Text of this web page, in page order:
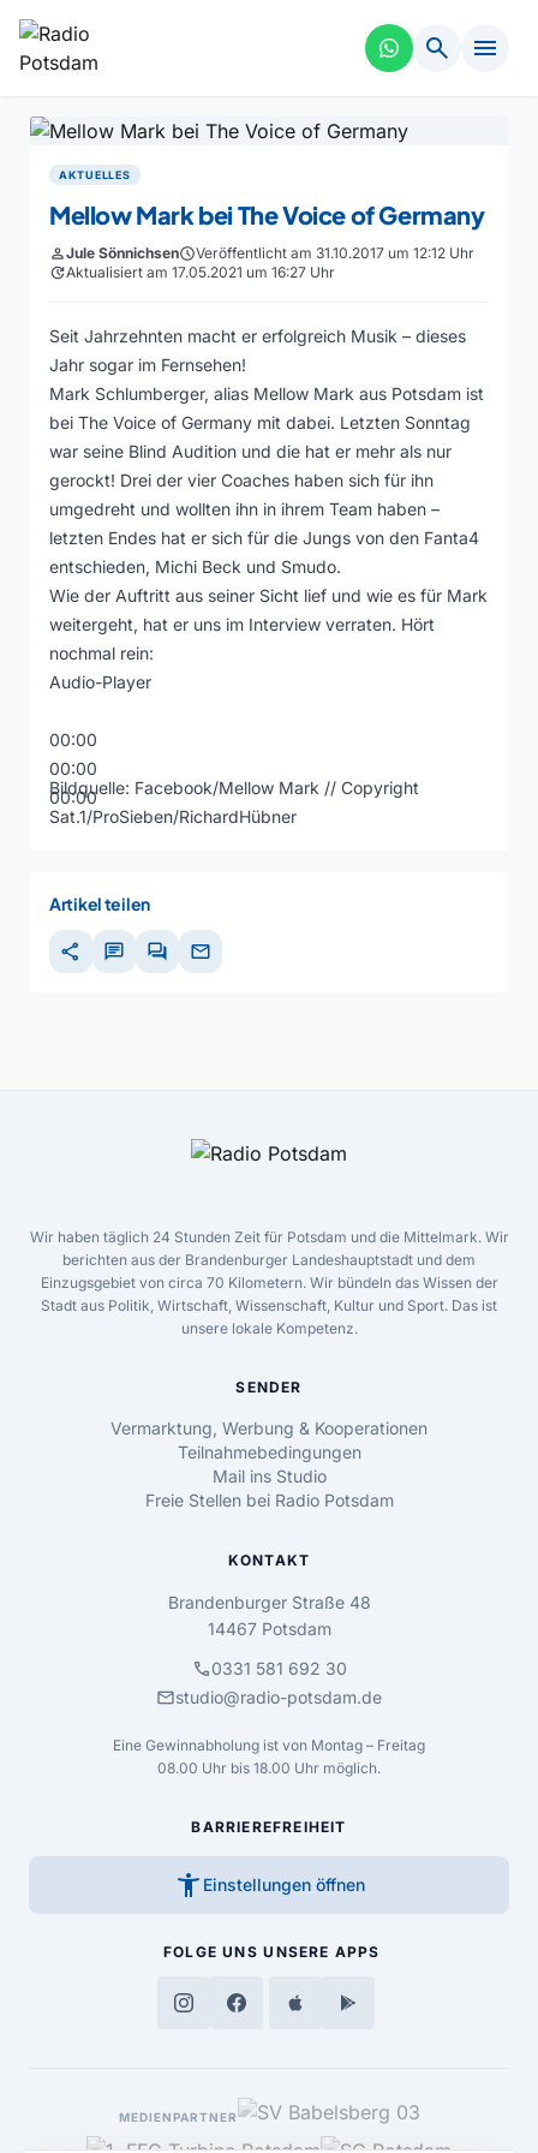
search menu
AKTUELLES
Mellow Mark bei The Voice of Germany
personJule SönnichsenscheduleVeröffentlicht am 31.10.2017 um 12:12 Uhr
updateAktualisiert am 17.05.2021 um 16:27 Uhr
Seit Jahrzehnten macht er erfolgreich Musik – dieses
Jahr sogar im Fernsehen!
Mark Schlumberger, alias Mellow Mark aus Potsdam ist
bei The Voice of Germany mit dabei. Letzten Sonntag
war seine Blind Audition und die hat er mehr als nur
gerockt! Drei der vier Coaches haben sich für ihn
umgedreht und wollten ihn in ihrem Team haben –
letzten Endes hat er sich für die Jungs von den Fanta4
entschieden, Michi Beck und Smudo.
Wie der Auftritt aus seiner Sicht lief und wie es für Mark
weitergeht, hat er uns im Interview verraten. Hört
nochmal rein:
Audio-Player
00:00
00:00
00:00
Bildquelle: Facebook/Mellow Mark // Copyright
Sat.1/ProSieben/RichardHübner
Artikel teilen
share chat forum mail
Wir haben täglich 24 Stunden Zeit für Potsdam und die Mittelmark. Wir
berichten aus der Brandenburger Landeshauptstadt und dem
Einzugsgebiet von circa 70 Kilometern. Wir bündeln das Wissen der
Stadt aus Politik, Wirtschaft, Wissenschaft, Kultur und Sport. Das ist
unsere lokale Kompetenz.
SENDER
Vermarktung, Werbung & Kooperationen
Teilnahmebedingungen
Mail ins Studio
Freie Stellen bei Radio Potsdam
KONTAKT
Brandenburger Straße 48
14467 Potsdam
call0331 581 692 30
mailstudio@radio-potsdam.de
Eine Gewinnabholung ist von Montag – Freitag
08.00 Uhr bis 18.00 Uhr möglich.
BARRIEREFREIHEIT
accessibility_new Einstellungen öffnen
FOLGE UNS UNSERE APPS
MEDIENPARTNER